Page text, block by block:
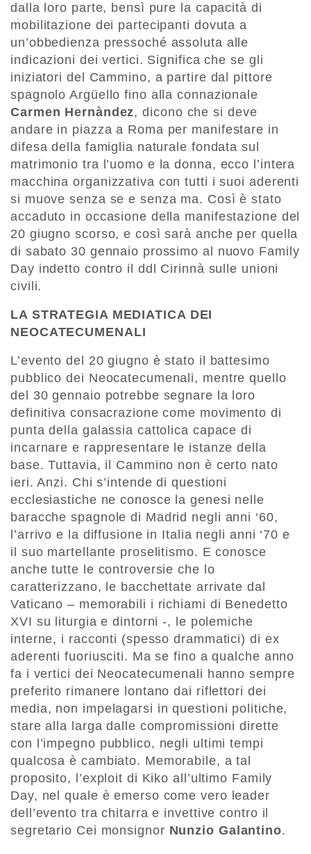
dalla loro parte, bensì pure la capacità di
mobilitazione dei partecipanti dovuta a
un’obbedienza pressoché assoluta alle
indicazioni dei vertici. Significa che se gli
iniziatori del Cammino, a partire dal pittore
spagnolo Argüello fino alla connazionale
Carmen Hernàndez, dicono che si deve
andare in piazza a Roma per manifestare in
difesa della famiglia naturale fondata sul
matrimonio tra l’uomo e la donna, ecco l’intera
macchina organizzativa con tutti i suoi aderenti
si muove senza se e senza ma. Così è stato
accaduto in occasione della manifestazione del
20 giugno scorso, e così sarà anche per quella
di sabato 30 gennaio prossimo al nuovo Family
Day indetto contro il ddl Cirinnà sulle unioni
civili.
LA STRATEGIA MEDIATICA DEI
NEOCATECUMENALI
L’evento del 20 giugno è stato il battesimo
pubblico dei Neocatecumenali, mentre quello
del 30 gennaio potrebbe segnare la loro
definitiva consacrazione come movimento di
punta della galassia cattolica capace di
incarnare e rappresentare le istanze della
base. Tuttavia, il Cammino non è certo nato
ieri. Anzi. Chi s’intende di questioni
ecclesiastiche ne conosce la genesi nelle
baracche spagnole di Madrid negli anni ‘60,
l’arrivo e la diffusione in Italia negli anni ‘70 e
il suo martellante proselitismo. E conosce
anche tutte le controversie che lo
caratterizzano, le bacchettate arrivate dal
Vaticano – memorabili i richiami di Benedetto
XVI su liturgia e dintorni -, le polemiche
interne, i racconti (spesso drammatici) di ex
aderenti fuoriusciti. Ma se fino a qualche anno
fa i vertici dei Neocatecumenali hanno sempre
preferito rimanere lontano dai riflettori dei
media, non impelagarsi in questioni politiche,
stare alla larga dalle compromissioni dirette
con l’impegno pubblico, negli ultimi tempi
qualcosa è cambiato. Memorabile, a tal
proposito, l’exploit di Kiko all’ultimo Family
Day, nel quale è emerso come vero leader
dell’evento tra chitarra e invettive contro il
segretario Cei monsignor Nunzio Galantino.